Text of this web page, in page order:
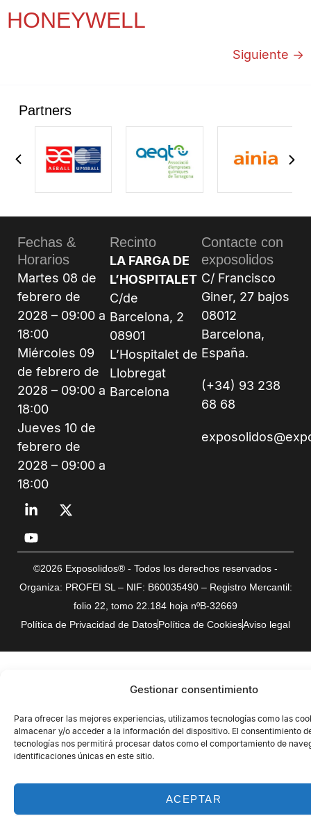
Gestionar consentimiento
Para ofrecer las mejores experiencias, utilizamos tecnologías como las
almacenar y/o acceder a la información del dispositivo. El consentimiento
tecnologías nos permitirá procesar datos como el comportamiento de
identificaciones únicas en este sitio.
ACEPTAR
HONEYWELL
Siguiente →
Partners
Fechas &
Horarios
Martes 08 de
febrero de
2028 – 09:00 a
18:00
Miércoles 09
de febrero de
2028 – 09:00 a
18:00
Jueves 10 de
febrero de
2028 – 09:00 a
18:00
Recinto
LA FARGA DE
L’HOSPITALET
C/de
Barcelona, 2
08901
L’Hospitalet de
Llobregat
Barcelona
Contacte con
exposolidos
C/ Francisco
Giner, 27 bajos
08012
Barcelona,
España.
(+34) 93 238
68 68
©2026 Exposolidos® - Todos los derechos reservados -
Organiza: PROFEI SL – NIF: B60035490 – Registro Mercantil:
folio 22, tomo 22.184 hoja nºB-32669
Política de Privacidad de DatosPolítica de CookiesAviso legal